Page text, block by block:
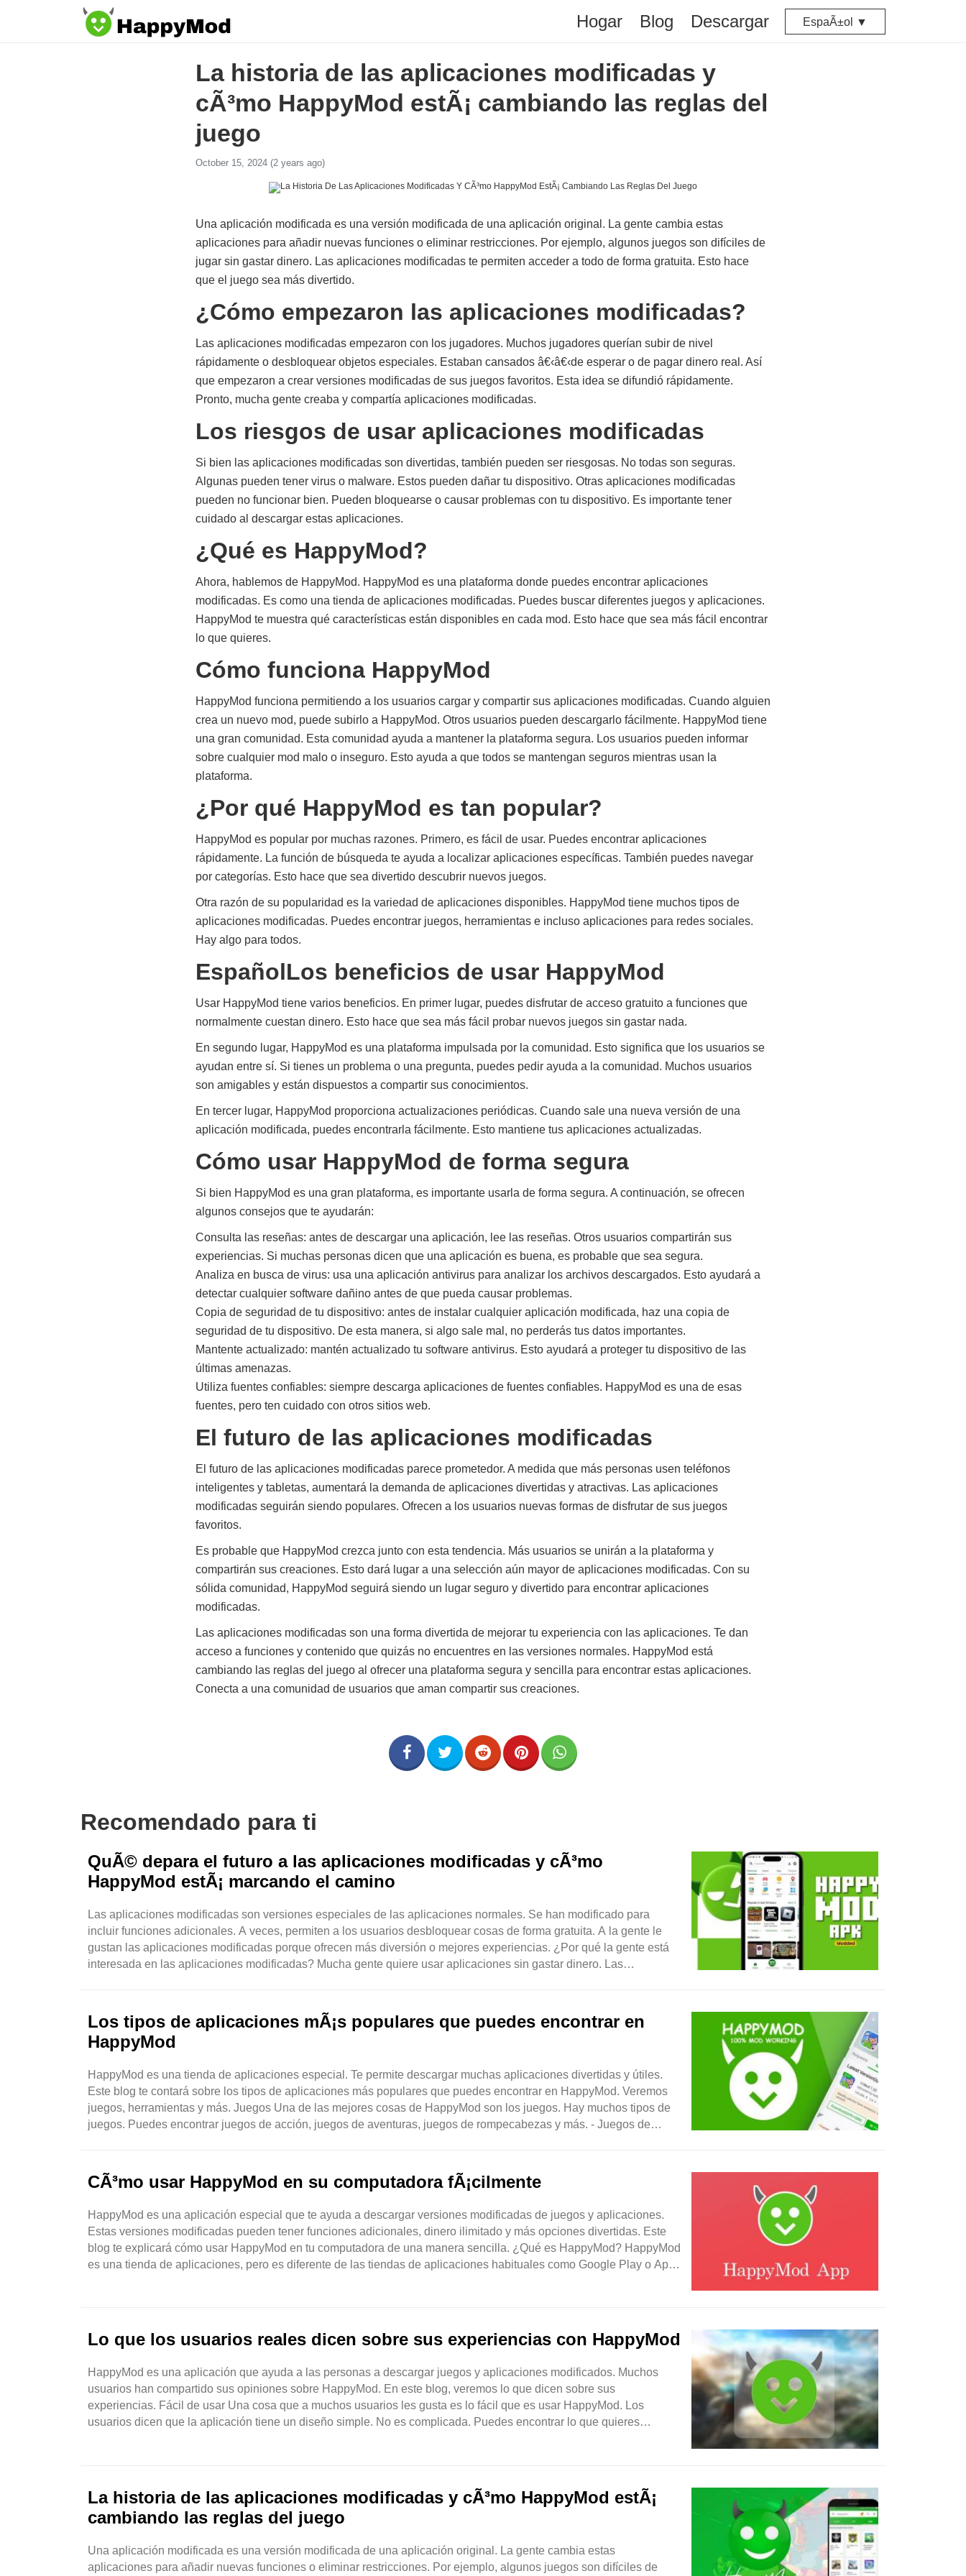
Hogar Blog Descargar EspaÃ±ol ▼
La historia de las aplicaciones modificadas y
cÃ³mo HappyMod estÃ¡ cambiando las reglas del
juego
October 15, 2024 (2 years ago)
Una aplicación modificada es una versión modificada de una aplicación original. La gente cambia estas
aplicaciones para añadir nuevas funciones o eliminar restricciones. Por ejemplo, algunos juegos son difíciles de
jugar sin gastar dinero. Las aplicaciones modificadas te permiten acceder a todo de forma gratuita. Esto hace
que el juego sea más divertido.
¿Cómo empezaron las aplicaciones modificadas?
Las aplicaciones modificadas empezaron con los jugadores. Muchos jugadores querían subir de nivel
rápidamente o desbloquear objetos especiales. Estaban cansados â€‹â€‹de esperar o de pagar dinero real. Así
que empezaron a crear versiones modificadas de sus juegos favoritos. Esta idea se difundió rápidamente.
Pronto, mucha gente creaba y compartía aplicaciones modificadas.
Los riesgos de usar aplicaciones modificadas
Si bien las aplicaciones modificadas son divertidas, también pueden ser riesgosas. No todas son seguras.
Algunas pueden tener virus o malware. Estos pueden dañar tu dispositivo. Otras aplicaciones modificadas
pueden no funcionar bien. Pueden bloquearse o causar problemas con tu dispositivo. Es importante tener
cuidado al descargar estas aplicaciones.
¿Qué es HappyMod?
Ahora, hablemos de HappyMod. HappyMod es una plataforma donde puedes encontrar aplicaciones
modificadas. Es como una tienda de aplicaciones modificadas. Puedes buscar diferentes juegos y aplicaciones.
HappyMod te muestra qué características están disponibles en cada mod. Esto hace que sea más fácil encontrar
lo que quieres.
Cómo funciona HappyMod
HappyMod funciona permitiendo a los usuarios cargar y compartir sus aplicaciones modificadas. Cuando alguien
crea un nuevo mod, puede subirlo a HappyMod. Otros usuarios pueden descargarlo fácilmente. HappyMod tiene
una gran comunidad. Esta comunidad ayuda a mantener la plataforma segura. Los usuarios pueden informar
sobre cualquier mod malo o inseguro. Esto ayuda a que todos se mantengan seguros mientras usan la
plataforma.
¿Por qué HappyMod es tan popular?
HappyMod es popular por muchas razones. Primero, es fácil de usar. Puedes encontrar aplicaciones
rápidamente. La función de búsqueda te ayuda a localizar aplicaciones específicas. También puedes navegar
por categorías. Esto hace que sea divertido descubrir nuevos juegos.
Otra razón de su popularidad es la variedad de aplicaciones disponibles. HappyMod tiene muchos tipos de
aplicaciones modificadas. Puedes encontrar juegos, herramientas e incluso aplicaciones para redes sociales.
Hay algo para todos.
EspañolLos beneficios de usar HappyMod
Usar HappyMod tiene varios beneficios. En primer lugar, puedes disfrutar de acceso gratuito a funciones que
normalmente cuestan dinero. Esto hace que sea más fácil probar nuevos juegos sin gastar nada.
En segundo lugar, HappyMod es una plataforma impulsada por la comunidad. Esto significa que los usuarios se
ayudan entre sí. Si tienes un problema o una pregunta, puedes pedir ayuda a la comunidad. Muchos usuarios
son amigables y están dispuestos a compartir sus conocimientos.
En tercer lugar, HappyMod proporciona actualizaciones periódicas. Cuando sale una nueva versión de una
aplicación modificada, puedes encontrarla fácilmente. Esto mantiene tus aplicaciones actualizadas.
Cómo usar HappyMod de forma segura
Si bien HappyMod es una gran plataforma, es importante usarla de forma segura. A continuación, se ofrecen
algunos consejos que te ayudarán:
Consulta las reseñas: antes de descargar una aplicación, lee las reseñas. Otros usuarios compartirán sus
experiencias. Si muchas personas dicen que una aplicación es buena, es probable que sea segura.
Analiza en busca de virus: usa una aplicación antivirus para analizar los archivos descargados. Esto ayudará a
detectar cualquier software dañino antes de que pueda causar problemas.
Copia de seguridad de tu dispositivo: antes de instalar cualquier aplicación modificada, haz una copia de
seguridad de tu dispositivo. De esta manera, si algo sale mal, no perderás tus datos importantes.
Mantente actualizado: mantén actualizado tu software antivirus. Esto ayudará a proteger tu dispositivo de las
últimas amenazas.
Utiliza fuentes confiables: siempre descarga aplicaciones de fuentes confiables. HappyMod es una de esas
fuentes, pero ten cuidado con otros sitios web.
El futuro de las aplicaciones modificadas
El futuro de las aplicaciones modificadas parece prometedor. A medida que más personas usen teléfonos
inteligentes y tabletas, aumentará la demanda de aplicaciones divertidas y atractivas. Las aplicaciones
modificadas seguirán siendo populares. Ofrecen a los usuarios nuevas formas de disfrutar de sus juegos
favoritos.
Es probable que HappyMod crezca junto con esta tendencia. Más usuarios se unirán a la plataforma y
compartirán sus creaciones. Esto dará lugar a una selección aún mayor de aplicaciones modificadas. Con su
sólida comunidad, HappyMod seguirá siendo un lugar seguro y divertido para encontrar aplicaciones
modificadas.
Las aplicaciones modificadas son una forma divertida de mejorar tu experiencia con las aplicaciones. Te dan
acceso a funciones y contenido que quizás no encuentres en las versiones normales. HappyMod está
cambiando las reglas del juego al ofrecer una plataforma segura y sencilla para encontrar estas aplicaciones.
Conecta a una comunidad de usuarios que aman compartir sus creaciones.
Recomendado para ti
QuÃ© depara el futuro a las aplicaciones modificadas y cÃ³mo
HappyMod estÃ¡ marcando el camino
Las aplicaciones modificadas son versiones especiales de las aplicaciones normales. Se han modificado para
incluir funciones adicionales. A veces, permiten a los usuarios desbloquear cosas de forma gratuita. A la gente le
gustan las aplicaciones modificadas porque ofrecen más diversión o mejores experiencias. ¿Por qué la gente está
interesada en las aplicaciones modificadas? Mucha gente quiere usar aplicaciones sin gastar dinero. Las
Los tipos de aplicaciones mÃ¡s populares que puedes encontrar en
HappyMod
HappyMod es una tienda de aplicaciones especial. Te permite descargar muchas aplicaciones divertidas y útiles.
Este blog te contará sobre los tipos de aplicaciones más populares que puedes encontrar en HappyMod. Veremos
juegos, herramientas y más. Juegos Una de las mejores cosas de HappyMod son los juegos. Hay muchos tipos de
juegos. Puedes encontrar juegos de acción, juegos de aventuras, juegos de rompecabezas y más. - Juegos de
CÃ³mo usar HappyMod en su computadora fÃ¡cilmente
HappyMod es una aplicación especial que te ayuda a descargar versiones modificadas de juegos y aplicaciones.
Estas versiones modificadas pueden tener funciones adicionales, dinero ilimitado y más opciones divertidas. Este
blog te explicará cómo usar HappyMod en tu computadora de una manera sencilla. ¿Qué es HappyMod? HappyMod
es una tienda de aplicaciones, pero es diferente de las tiendas de aplicaciones habituales como Google Play o App
Lo que los usuarios reales dicen sobre sus experiencias con HappyMod
HappyMod es una aplicación que ayuda a las personas a descargar juegos y aplicaciones modificados. Muchos
usuarios han compartido sus opiniones sobre HappyMod. En este blog, veremos lo que dicen sobre sus
experiencias. Fácil de usar Una cosa que a muchos usuarios les gusta es lo fácil que es usar HappyMod. Los
usuarios dicen que la aplicación tiene un diseño simple. No es complicada. Puedes encontrar lo que quieres
La historia de las aplicaciones modificadas y cÃ³mo HappyMod estÃ¡
cambiando las reglas del juego
Una aplicación modificada es una versión modificada de una aplicación original. La gente cambia estas
aplicaciones para añadir nuevas funciones o eliminar restricciones. Por ejemplo, algunos juegos son difíciles de